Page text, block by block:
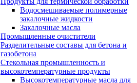
Водосмешиваемые полимерные
закалочные жидкости
Закалочные масла
Промышленные очистители
Разделительные составы для бетона и
газобетона
Стекольная промышленность и
высокотемпературные продукты
Высокотемпературные масла для